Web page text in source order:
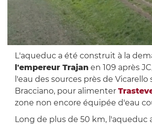
L'aqueduc a été construit à la
l'empereur Trajanen 109 après
l'eau des sources près de Vicarello
Bracciano, pour alimenter
zone non encore équipée d'eau
Long de plus de 50 km, l'aqueduc